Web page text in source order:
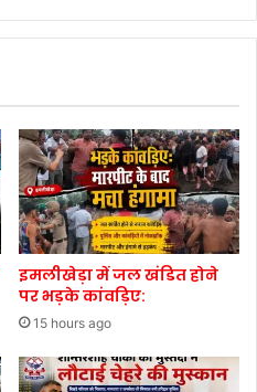
इमलीखेड़ा में जल खंडित होने
पर भड़के कांवड़िए:
15 hours ago